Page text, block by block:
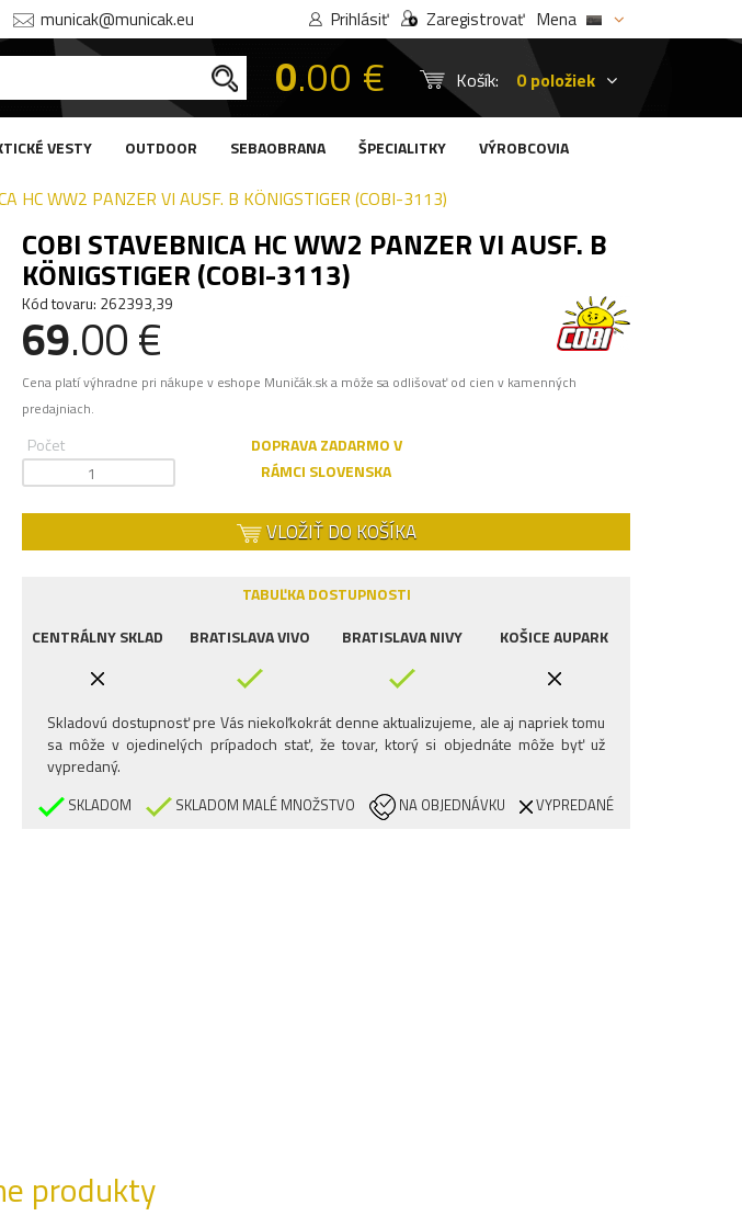
municak@municak.eu Prihlásiť Zaregistrovať Mena
0.00 € Košík: 0 položiek
VESTY OUTDOOR SEBAOBRANA ŠPECIALITKY VÝROBCOVIA
HC WW2 PANZER VI AUSF. B KÖNIGSTIGER (COBI-3113)
COBI STAVEBNICA HC WW2 PANZER VI AUSF. B
KÖNIGSTIGER (COBI-3113)
Kód tovaru: 262393,39
69.00 €
Cena platí výhradne pri nákupe v eshope Muničák.sk a môže sa odlišovať od cien v kamenných
predajniach.
Počet
DOPRAVA ZADARMO V
RÁMCI SLOVENSKA
VLOŽIŤ DO KOŠÍKA
TABUĽKA DOSTUPNOSTI
CENTRÁLNY SKLAD
BRATISLAVA VIVO BRATISLAVA NIVY KOŠICE AUPARK
Skladovú dostupnosť pre Vás niekoľkokrát denne aktualizujeme, ale aj napriek tomu
sa môže v ojedinelých prípadoch stať, že tovar, ktorý si objednáte môže byť už
vypredaný.
SKLADOM SKLADOM MALÉ MNOŽSTVO NA OBJEDNÁVKU VYPREDANÉ
produkty